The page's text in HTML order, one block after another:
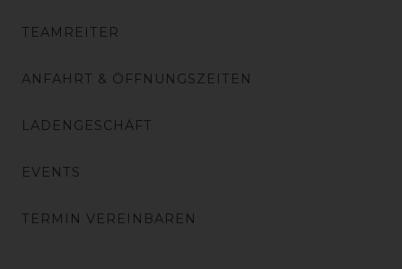
TEAMREITER
ANFAHRT & ÖFFNUNGSZEITEN
LADENGESCHÄFT
EVENTS
TERMIN VEREINBAREN